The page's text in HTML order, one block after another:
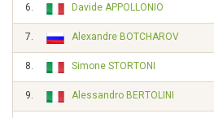
6. Davide APPOLLONIO
7. Alexandre BOTCHAROV
8. Simone STORTONI
9. Alessandro BERTOLINI